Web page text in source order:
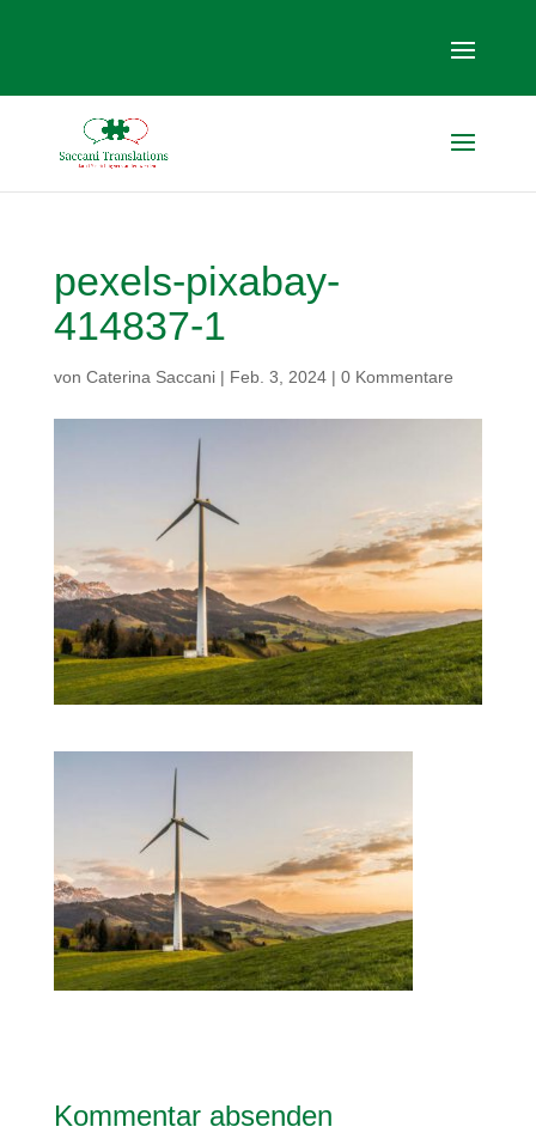
pexels-pixabay-
414837-1
von Caterina Saccani| Feb. 3, 2024| 0 Kommentare
Kommentar absenden